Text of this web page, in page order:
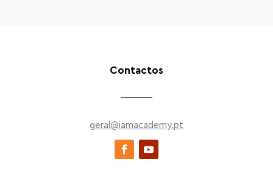
Contactos
geral@iamacademy.pt